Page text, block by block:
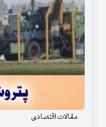
مقالات اقتصادی